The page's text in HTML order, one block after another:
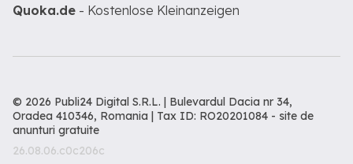
Quoka.de - Kostenlose Kleinanzeigen
© 2026 Publi24 Digital S.R.L. | Bulevardul Dacia nr 34,
Oradea 410346, Romania | Tax ID: RO20201084 - site de
anunturi gratuite
26.08.06.c0c206c